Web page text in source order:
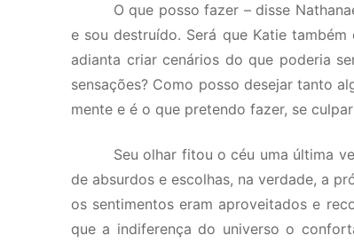
O que posso fazer – disse
e sou destruído. Será que Katie
adianta criar cenários do que poderia
sensações? Como posso desejar tanto
mente e é o que pretendo fazer, se
Seu olhar fitou o céu uma última
de absurdos e escolhas, na verdade, a
os sentimentos eram aproveitados e
que a indiferença do universo o